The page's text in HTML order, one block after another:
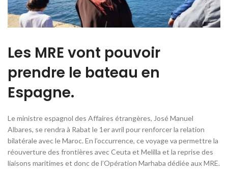
Les MRE vont pouvoir
prendre le bateau en
Espagne.
Le ministre espagnol des Affaires étrangères, José Manuel
Albares, se rendra à Rabat le 1er avril pour renforcer la relation
bilatérale avec le Maroc. En l’occurrence, ce voyage va permettre la
réouverture des frontières avec Ceuta et Melilla et la reprise des
liaisons maritimes et donc de l’Opération Marhaba dédiée aux MRE.